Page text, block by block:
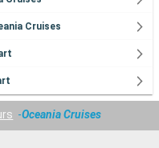
Cruises
Oceania Cruises